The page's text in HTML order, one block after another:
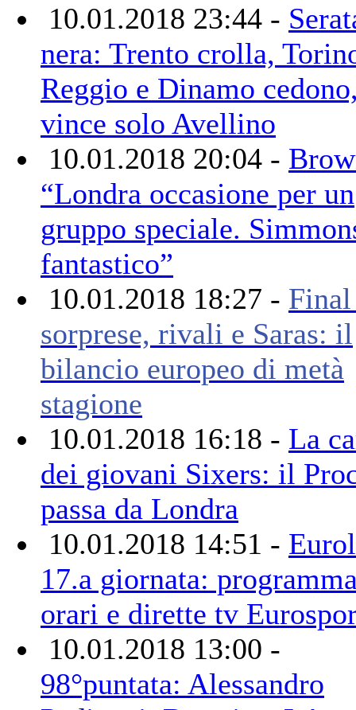
10.01.2018 23:44 -
nera: Trento crolla,
Reggio e Dinamo
vince solo Avellino
10.01.2018 20:04 -
“Londra occasione per un
gruppo speciale.
fantastico”
10.01.2018 18:27 -
sorprese, rivali e Saras: il
bilancio europeo di metà
stagione
10.01.2018 16:18 - La
dei giovani Sixers: il
passa da Londra
10.01.2018 14:51 -
17.a giornata:
orari e dirette tv
10.01.2018 13:00 -
98°puntata: Alessandro